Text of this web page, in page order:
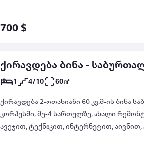
700 $
ქირავდება ბინა -
1 4/10 60㎡
ქირავდება 2-ოთახიანი 60 კვ.მ-ის ბინა
კორპუსში, მე-4 სართულზე, ახალი
ავეჯით, ტექნიკით, ინტერნეტით,